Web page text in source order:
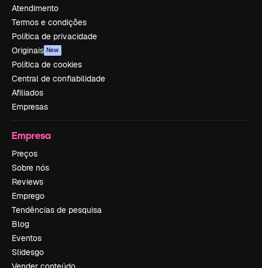
Atendimento
Termos e condições
Política de privacidade
Originais New
Política de cookies
Central de confiabilidade
Afiliados
Empresas
Empresa
Preços
Sobre nós
Reviews
Emprego
Tendências de pesquisa
Blog
Eventos
Slidesgo